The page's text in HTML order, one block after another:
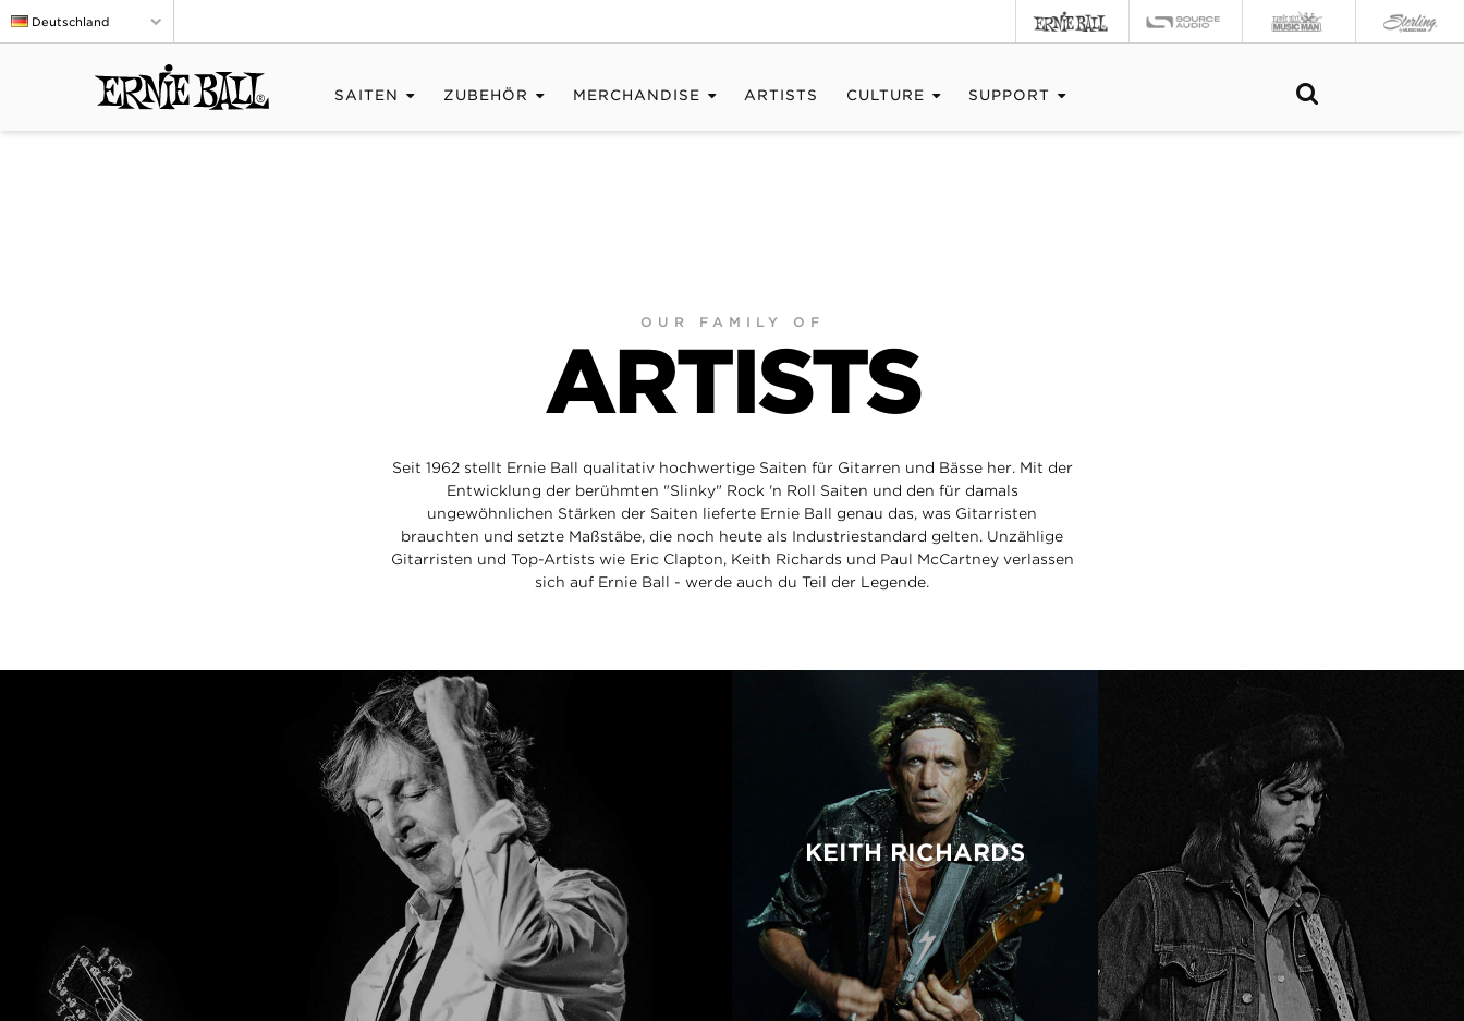
Deutschland
SAITEN ZUBEHÖR MERCHANDISE ARTISTS CULTURE SUPPORT
OUR FAMILY OF
ARTISTS
Seit 1962 stellt Ernie Ball qualitativ hochwertige Saiten für Gitarren und Bässe her. Mit der
Entwicklung der berühmten "Slinky" Rock 'n Roll Saiten und den für damals
ungewöhnlichen Stärken der Saiten lieferte Ernie Ball genau das, was Gitarristen
brauchten und setzte Maßstäbe, die noch heute als Industriestandard gelten. Unzählige
Gitarristen und Top-Artists wie Eric Clapton, Keith Richards und Paul McCartney verlassen
sich auf Ernie Ball - werde auch du Teil der Legende.
KEITH RICHARDS